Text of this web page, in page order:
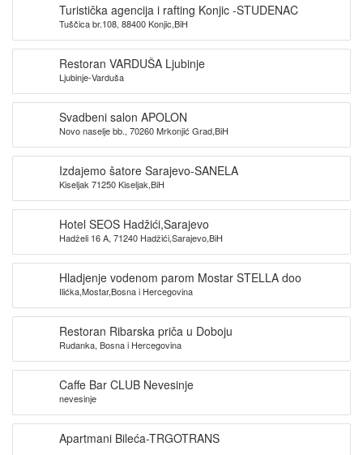
Turistička agencija i rafting Konjic -STUDENAC
Tuščica br.108, 88400 Konjic,BiH
Restoran VARDUŠA Ljubinje
Ljubinje-Varduša
Svadbeni salon APOLON
Novo naselje bb., 70260 Mrkonjić Grad,BiH
Izdajemo šatore Sarajevo-SANELA
Kiseljak 71250 Kiseljak,BiH
Hotel SEOS Hadžići,Sarajevo
Hadželi 16 A, 71240 Hadžići,Sarajevo,BiH
Hladjenje vodenom parom Mostar STELLA doo
Ilićka,Mostar,Bosna i Hercegovina
Restoran Ribarska priča u Doboju
Rudanka, Bosna i Hercegovina
Caffe Bar CLUB Nevesinje
nevesinje
Apartmani Bileća-TRGOTRANS